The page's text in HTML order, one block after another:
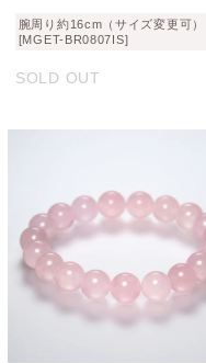
腕周り約16cm（サイズ変更可）
[MGET-BR0807IS]
SOLD OUT